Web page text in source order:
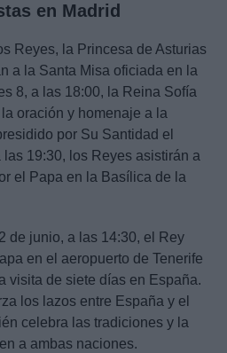
en Madrid
Reyes, la Princesa de Asturias
a la Santa Misa oficiada en la
8, a las 18:00, la Reina Sofía
oración y homenaje a la
por Su Santidad el
19:30, los Reyes asistirán a
el Papa en la Basílica de la
de junio, a las 14:30, el Rey
en el aeropuerto de Tenerife
visita de siete días en España.
los lazos entre España y el
celebra las tradiciones y la
a ambas naciones.